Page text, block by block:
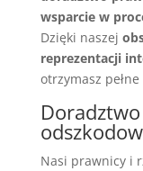
wsparcie w
Dzięki naszej
reprezentacji
otrzymasz
Nasi prawnicy i